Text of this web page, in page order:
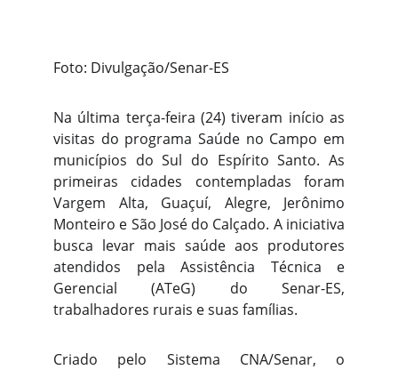
Foto: Divulgação/Senar-ES
Na última terça-feira (24) tiveram início as
visitas do programa Saúde no Campo em
municípios do Sul do Espírito Santo. As
primeiras cidades contempladas foram
Vargem Alta, Guaçuí, Alegre, Jerônimo
Monteiro e São José do Calçado. A iniciativa
busca levar mais saúde aos produtores
atendidos pela Assistência Técnica e
Gerencial (ATeG) do Senar-ES,
trabalhadores rurais e suas famílias.
Criado pelo Sistema CNA/Senar, o